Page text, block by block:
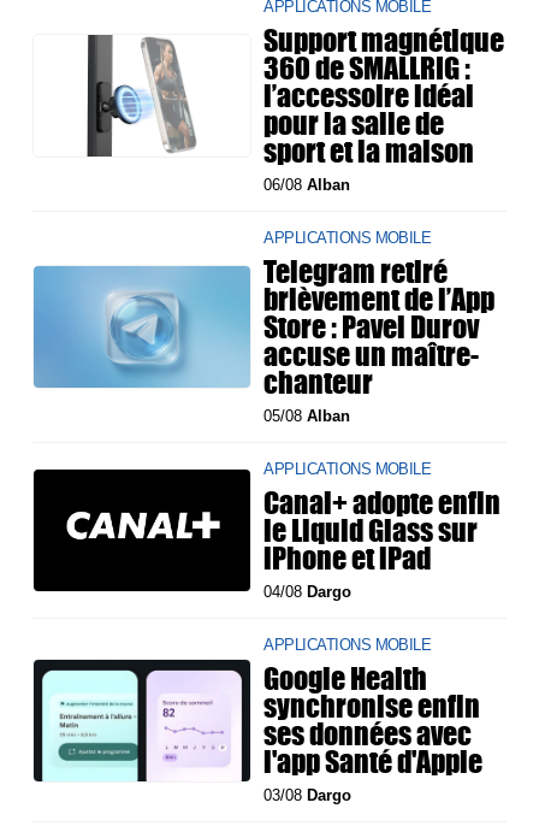
APPLICATIONS MOBILE
Support magnétique
360 de SMALLRIG :
l’accessoire idéal
pour la salle de
sport et la maison
06/08Alban
APPLICATIONS MOBILE
Telegram retiré
brièvement de l’App
Store : Pavel Durov
accuse un maître-
chanteur
05/08Alban
APPLICATIONS MOBILE
Canal+ adopte enfin
le Liquid Glass sur
iPhone et iPad
04/08 Dargo
APPLICATIONS MOBILE
Google Health
synchronise enfin
ses données avec
l'app Santé d'Apple
03/08 Dargo